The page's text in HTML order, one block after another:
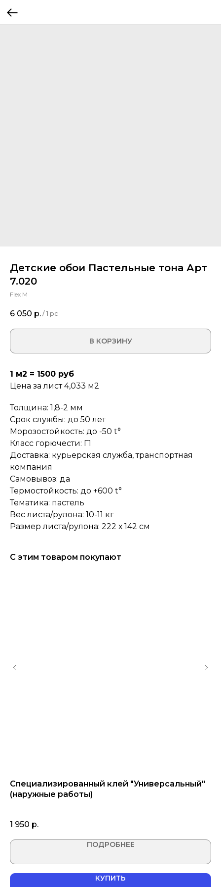
Детские обои Пастельные тона Арт
7.020
Flex M
6 050 р. / 1 pc
В КОРЗИНУ
1 м2 = 1500 руб
Цена за лист 4,033 м2
Толщина: 1,8-2 мм
Срок службы: до 50 лет
Морозостойкость: до -50 t°
Класс горючести: Г1
Доставка: курьерская служба, транспортная
компания
Самовывоз: да
Термостойкость: до +600 t°
Тематика: пастель
Вес листа/рулона: 10-11 кг
Размер листа/рулона: 222 х 142 см
С этим товаром покупают
Специализированный клей "Универсальный"
(наружные работы)
1 950 р.
ПОДРОБНЕЕ
КУПИТЬ